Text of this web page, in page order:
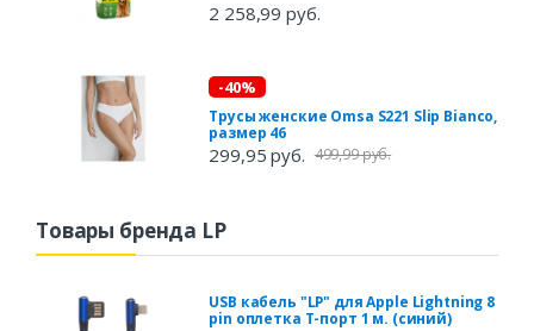
2 258,99 руб.
-40%
Трусы женские Omsa S221 Slip Bianco,
размер 46
299,95 руб. 499,99 руб.
Товары бренда LP
USB кабель "LP" для Apple Lightning 8
pin оплетка Т-порт 1 м. (синий)